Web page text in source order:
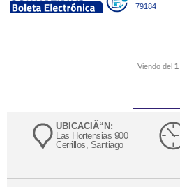
79184
Viendo del 1
UBICACIÃ“N:
Las Hortensias 900
Cerrillos, Santiago